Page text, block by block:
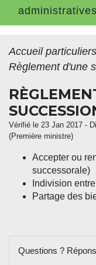
administratives
Accueil particuliers
Règlement d'une
Vérifié le 23 Jan 2017 -
(Première ministre)
Accepter ou
successorale)
Indivision
Partage des
Questions ?